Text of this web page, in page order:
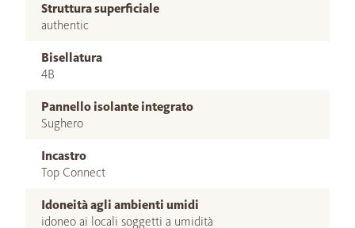
Struttura superficiale
authentic
Bisellatura
4B
Pannello isolante integrato
Sughero
Incastro
Top Connect
Idoneità agli ambienti umidi
idoneo ai locali soggetti a umidità